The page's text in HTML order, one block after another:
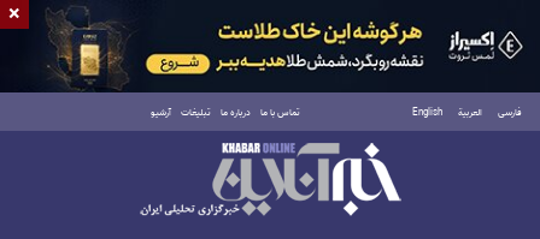
فارسی العربية English تماس با ما درباره ما تبلیغات آرشیو
شنبه ۱۷ مرداد ۱۴۰۵
×